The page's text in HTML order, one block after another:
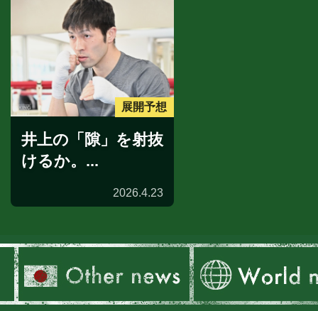
展開予想
井上の「隙」を射抜
けるか。...
2026.4.23